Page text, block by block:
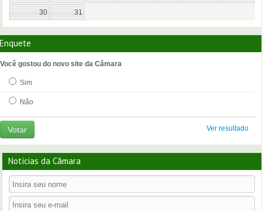
30 31
Enquete
Você gostou do novo site da Câmara
Sim
Não
Votar Ver resultado
Notícias da Câmara